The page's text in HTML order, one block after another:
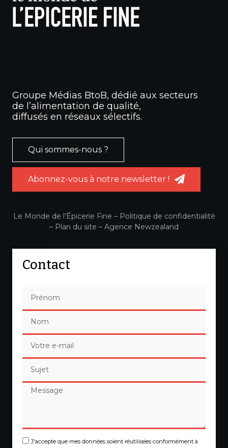
Groupe Médias BtoB, dédié aux secteurs
de l’alimentation de qualité,
diffusés en réseaux sélectifs.
Qui sommes-nous ?
Abonnez-vous à notre newsletter !
Le Monde de l’Épicerie Fine – Politique de confidentialité
– Plan du site – Agence Newzealand
Contact
J'accepte que mes données soient réutilisées conformément à